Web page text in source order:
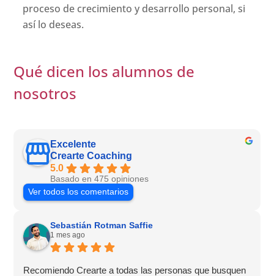
proceso de crecimiento y desarrollo personal, si
así lo deseas.
Qué dicen los alumnos de
nosotros
Excelente
Crearte Coaching
5.0
Basado en 475 opiniones
Ver todos los comentarios
Sebastián Rotman Saffie
1 mes ago
Recomiendo Crearte a todas las personas que busquen